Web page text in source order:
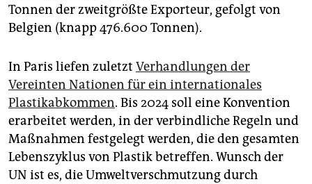
Tonnen der zweitgrößte Exporteur, gefolgt von
Belgien (knapp 476.600 Tonnen).
In Paris liefen zuletzt Verhandlungen der
Vereinten Nationen für ein internationales
Plastikabkommen. Bis 2024 soll eine Konvention
erarbeitet werden, in der verbindliche Regeln und
Maßnahmen festgelegt werden, die den gesamten
Lebenszyklus von Plastik betreffen. Wunsch der
UN ist es, die Umweltverschmutzung durch